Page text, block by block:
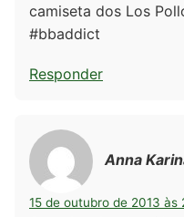
camiseta dos Los
#bbaddict
Responder
Anna
15 de outubro de 2013 às